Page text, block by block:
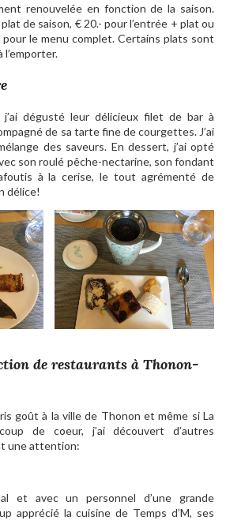
renouvelée en fonction de la saison.
de saison, € 20.- pour l’entrée + plat ou
le menu complet. Certains plats sont
j’ai dégusté leur délicieux filet de bar à
de sa tarte fine de courgettes. J’ai
des saveurs. En dessert, j’ai opté
son roulé pêche-nectarine, son fondant
à la cerise, le tout agrémenté de
délice!
de restaurants à Thonon-
goût à la ville de Thonon et même si La
de coeur, j’ai découvert d’autres
une attention:
et avec un personnel d’une grande
apprécié la cuisine de Temps d’M, ses